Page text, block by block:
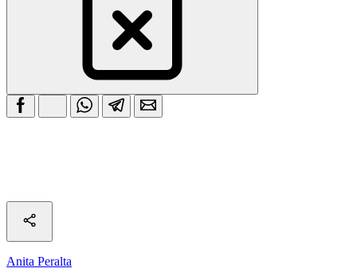
Anita Peralta